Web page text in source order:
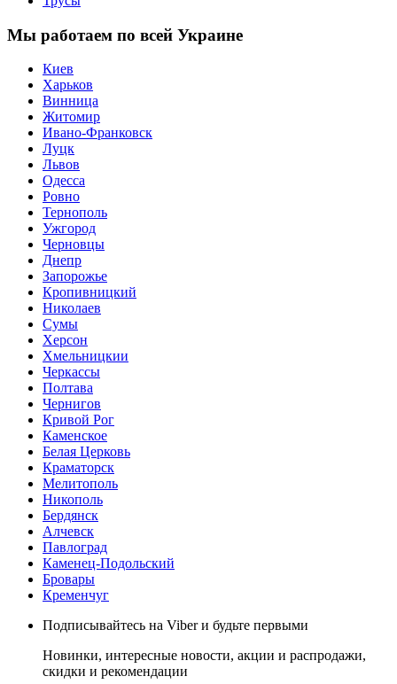
Мы работаем по всей Украине
Киев
Харьков
Винница
Житомир
Ивано-Франковск
Луцк
Львов
Одесса
Ровно
Тернополь
Ужгород
Черновцы
Днепр
Запорожье
Кропивницкий
Николаев
Сумы
Херсон
Хмельницкии
Черкассы
Полтава
Чернигов
Кривой Рог
Каменское
Белая Церковь
Краматорск
Мелитополь
Никополь
Бердянск
Алчевск
Павлоград
Каменец-Подольский
Бровары
Кременчуг
Подписывайтесь на Viber и будьте первыми
Новинки, интересные новости, акции и распродажи,
скидки и рекомендации